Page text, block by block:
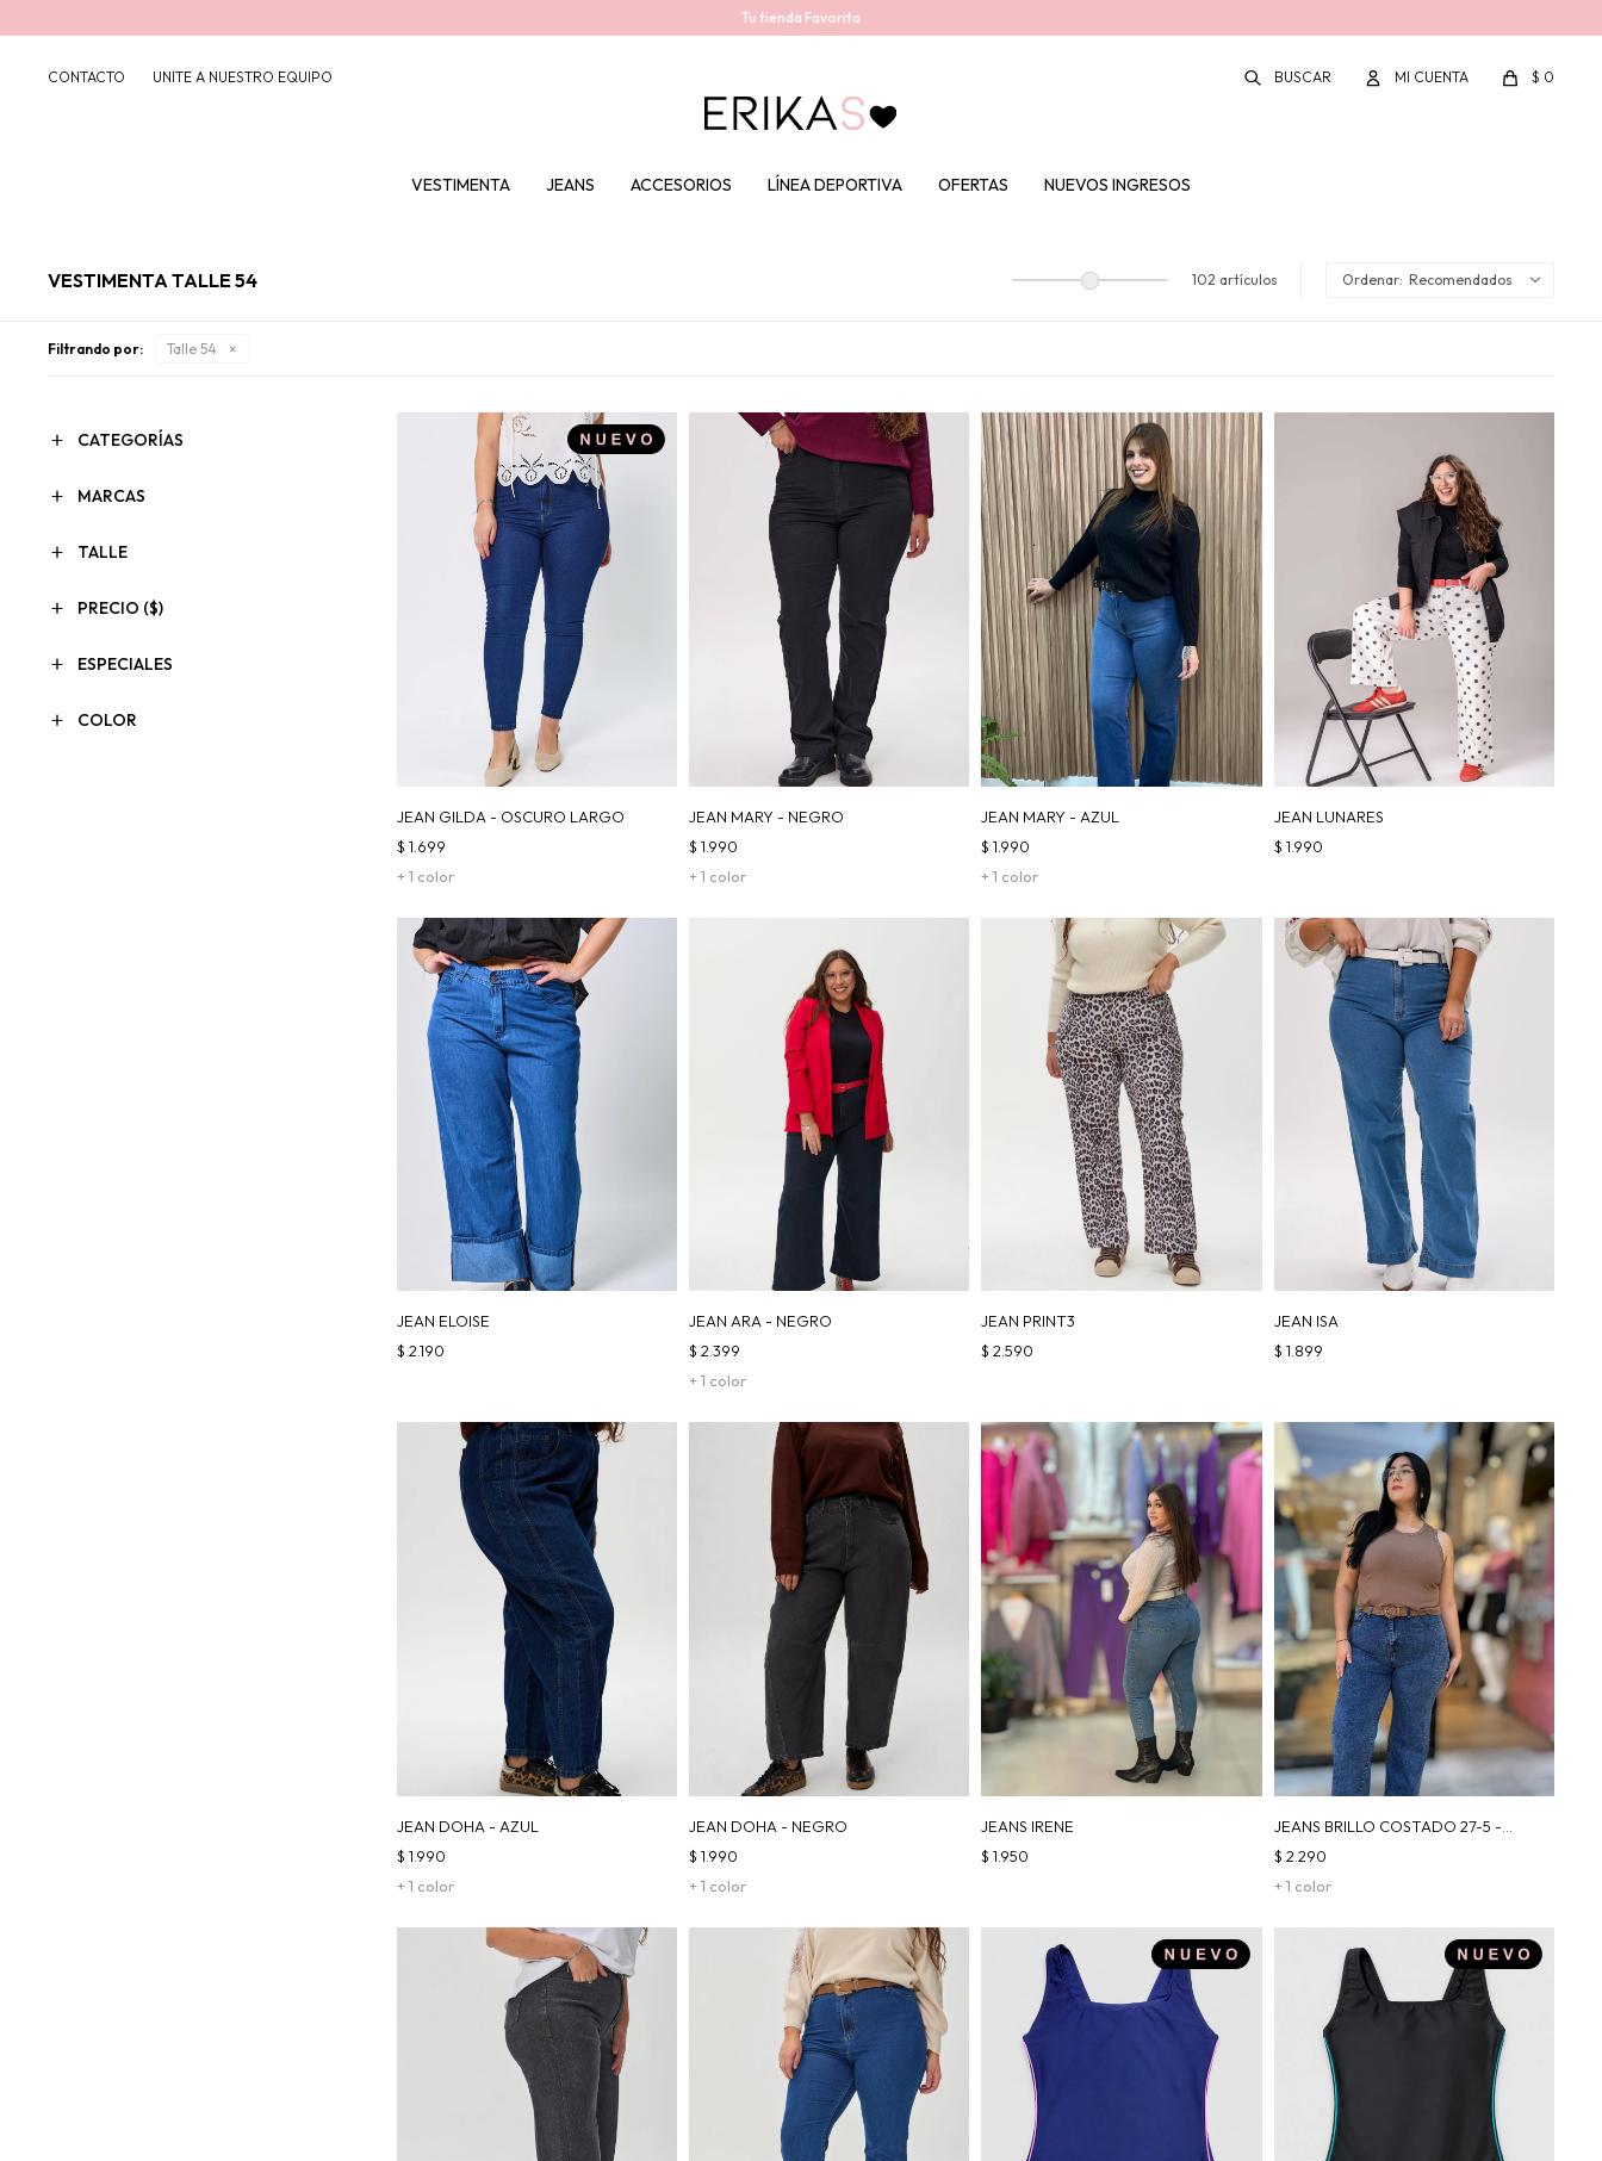
Tu tienda Favorita
VESTIMENTA JEANS ACCESORIOS LÍNEA DEPORTIVA OFERTAS NUEVOS INGRESOS
$ 0
CONTACTO UNITE A NUESTRO EQUIPO
VESTIMENTA TALLE 54 102 artículos Recomendados
Filtrando por: Talle 54
JEAN GILDA - OSCURO LARGO
+ 1 color
$ 1.699
JEAN MARY - NEGRO
+ 1 color
$ 1.990
JEAN MARY - AZUL
+ 1 color
$ 1.990
JEAN LUNARES
$ 1.990
JEAN ELOISE
$ 2.190
JEAN ARA - NEGRO
+ 1 color
$ 2.399
JEAN PRINT3
$ 2.590
JEAN ISA
$ 1.899
JEAN DOHA - AZUL
+ 1 color
$ 1.990
JEAN DOHA - NEGRO
+ 1 color
$ 1.990
JEANS IRENE
$ 1.950
JEANS BRILLO COSTADO 27-5 -
AZUL
+ 1 color
$ 2.290
CATEGORÍAS
MARCAS
TALLE
PRECIO ($)
ESPECIALES
COLOR